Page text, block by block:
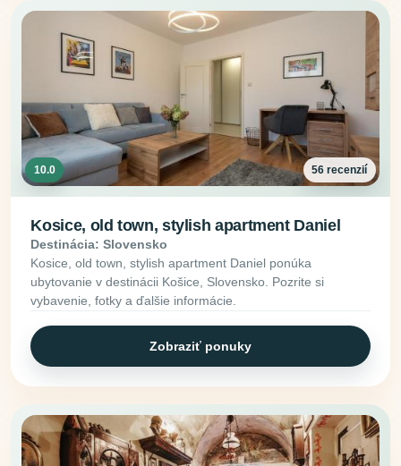
10.0 56 recenzií
Kosice, old town, stylish apartment Daniel
Destinácia: Slovensko
Kosice, old town, stylish apartment Daniel ponúka
ubytovanie v destinácii Košice, Slovensko. Pozrite si
vybavenie, fotky a ďalšie informácie.
Zobraziť ponuky